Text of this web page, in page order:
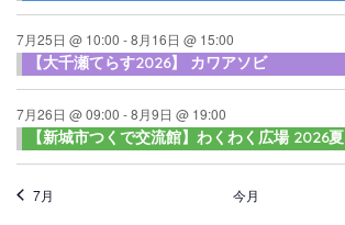
7月25日 @ 10:00 -8月16日 @ 15:00
【大千瀬てらす2026】 カワアソビ
7月26日 @ 09:00 -8月9日 @ 19:00
【新城市つくで交流館】わくわく広場 2026夏
7月 今月